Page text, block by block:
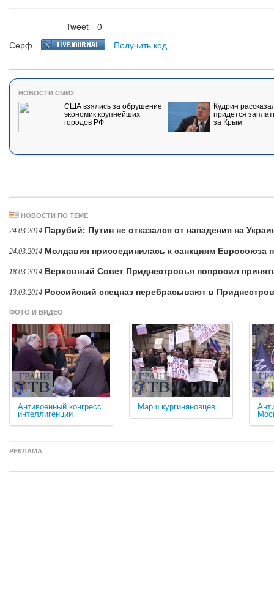
Tweet
0
Серф
Получить код
НОВОСТИ СМИ2
США взялись за обрушение
экономик крупнейших
городов РФ
Кудрин
придется
за Крым
НОВОСТИ ПО ТЕМЕ
24.03.2014 Парубий: Путин не отказался от нападения на
24.03.2014 Молдавия присоединилась к санкциям Евросоюза
18.03.2014 Верховный Совет Приднестровья попросил
13.03.2014 Российский спецназ перебрасывают в
ФОТО И ВИДЕО
Антивоенный конгресс
интеллигенции
Марш кургиняновцев
РЕКЛАМА